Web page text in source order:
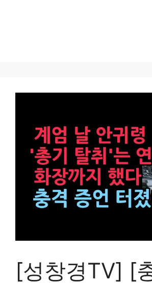
[성창경TV] [